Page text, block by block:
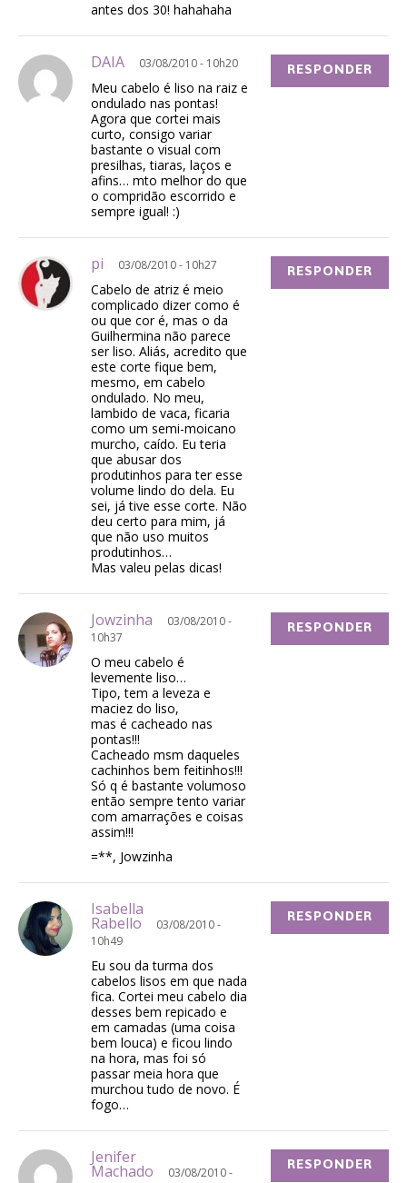
antes dos 30! hahahaha
DAIA 03/08/2010 - 10h20
Meu cabelo é liso na raiz e
ondulado nas pontas!
Agora que cortei mais
curto, consigo variar
bastante o visual com
presilhas, tiaras, laços e
afins… mto melhor do que
o compridão escorrido e
sempre igual! :)
RESPONDER
pi 03/08/2010 - 10h27
Cabelo de atriz é meio
complicado dizer como é
ou que cor é, mas o da
Guilhermina não parece
ser liso. Aliás, acredito que
este corte fique bem,
mesmo, em cabelo
ondulado. No meu,
lambido de vaca, ficaria
como um semi-moicano
murcho, caído. Eu teria
que abusar dos
produtinhos para ter esse
volume lindo do dela. Eu
sei, já tive esse corte. Não
deu certo para mim, já
que não uso muitos
produtinhos…
Mas valeu pelas dicas!
RESPONDER
Jowzinha
03/08/2010 -
10h37
O meu cabelo é
levemente liso…
Tipo, tem a leveza e
maciez do liso,
mas é cacheado nas
pontas!!!
Cacheado msm daqueles
cachinhos bem feitinhos!!!
Só q é bastante volumoso
então sempre tento variar
com amarrações e coisas
assim!!!
=**, Jowzinha
RESPONDER
Isabella
Rabello
03/08/2010 -
10h49
Eu sou da turma dos
cabelos lisos em que nada
fica. Cortei meu cabelo dia
desses bem repicado e
em camadas (uma coisa
bem louca) e ficou lindo
na hora, mas foi só
passar meia hora que
murchou tudo de novo. É
fogo…
RESPONDER
Jenifer
Machado
03/08/2010 -
RESPONDER